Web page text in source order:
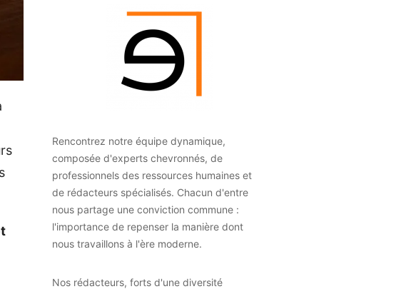
Rencontrez notre équipe dynamique,
composée d'experts chevronnés, de
professionnels des ressources humaines et
de rédacteurs spécialisés. Chacun d'entre
nous partage une conviction commune :
l'importance de repenser la manière dont
nous travaillons à l'ère moderne.
Nos rédacteurs, forts d'une diversité